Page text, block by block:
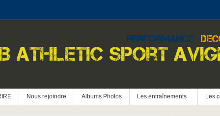
Nous rejoindre Albums Photos Les entraînements Les